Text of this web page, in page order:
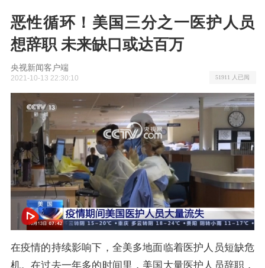
恶性循环！美国三分之一医护人员
想辞职 未来缺口或达百万
央视新闻客户端
2021-10-13 22:30:10 51911 人已阅
网络开小差了，请稍后再试
在疫情的持续影响下，全美多地面临着医护人员短缺危
机。在过去一年多的时间里，美国大量医护人员辞职，